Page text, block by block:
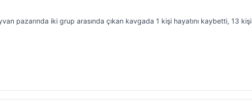
pazarında iki grup arasında çıkan kavgada 1 kişi hayatını kaybetti, 13 kişi